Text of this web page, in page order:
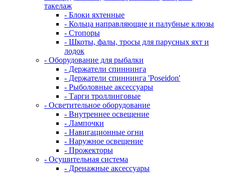
такелаж
- Блоки яхтенные
- Кольца направляющие и палубные клюзы
- Стопоры
- Шкоты, фалы, тросы для парусных яхт и
лодок
- Оборудование для рыбалки
- Держатели спиннинга
- Держатели спиннинга 'Poseidon'
- Рыболовные аксессуары
- Тарги троллинговые
- Осветительное оборудование
- Внутреннее освещение
- Лампочки
- Навигационные огни
- Наружное освещение
- Прожекторы
- Осушительная система
- Дренажные аксессуары